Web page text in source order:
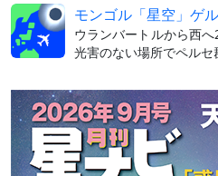
モンゴル「星空」ゲ
ウランバートルから西へ
光害のない場所でペル